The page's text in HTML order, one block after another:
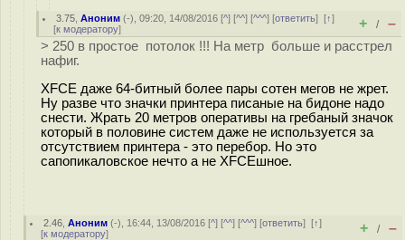
3.75 ,Аноним (-), 09:20, 14/08/2016 [^] [^^] [^^^] [ответить][↑]
[к модератору] + / –
> 250 в простое потолок !!! На метр больше и расстрел
нафиг.
XFCE даже 64-битный более пары сотен мегов не жрет.
Ну разве что значки принтера писаные на бидоне надо
снести. Жрать 20 метров оперативы на гребаный значок
который в половине систем даже не используется за
отсутствием принтера - это перебор. Но это
сапопикаловское нечто а не XFCEшное.
2.46 ,Аноним (-), 16:44, 13/08/2016 [^] [^^] [^^^] [ответить][↑]
[к модератору] + / –